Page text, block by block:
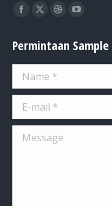
Find us on:
Facebook
opens
in
new
window
X
opens
in
new
window
Dribbble
opens
in
window
YouTube
opens
in
window
Permintaan Sample
Name *
E-mail *
Message